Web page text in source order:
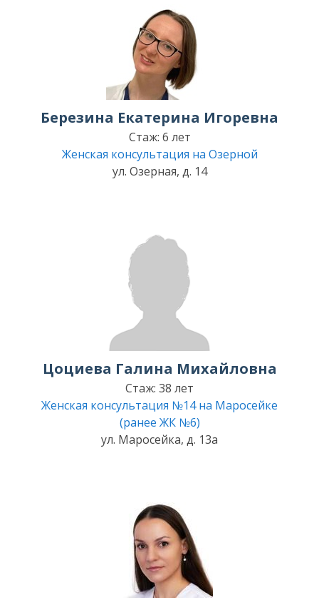
Березина Екатерина Игоревна
Стаж: 6 лет
Женская консультация на Озерной
ул. Озерная, д. 14
Цоциева Галина Михайловна
Стаж: 38 лет
Женская консультация №14 на Маросейке
(ранее ЖК №6)
ул. Маросейка, д. 13а